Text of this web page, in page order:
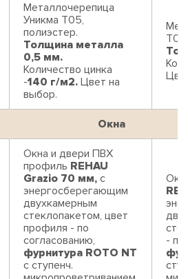
Металлочерепица
Уникма Т05,
полиэстер.
Толщина металла
0,5 мм.
Количество цинка
-140 г/м2. Цвет на
выбор.
Окна
Окна и двери ПВХ
профиль REHAU
Grazio 70 мм, с
энергосберегающим
двухкамерным
стеклопакетом, цвет
профиля - по
согласованию,
фурнитура ROTO NT
с ступенч.
- по